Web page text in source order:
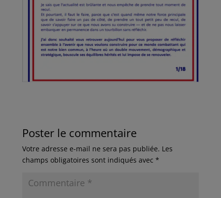
Poster le commentaire
Votre adresse e-mail ne sera pas publiée. Les
champs obligatoires sont indiqués avec *